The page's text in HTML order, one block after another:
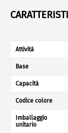
Attività
Base
Capacità
Codice colore
Imballaggio
unitario